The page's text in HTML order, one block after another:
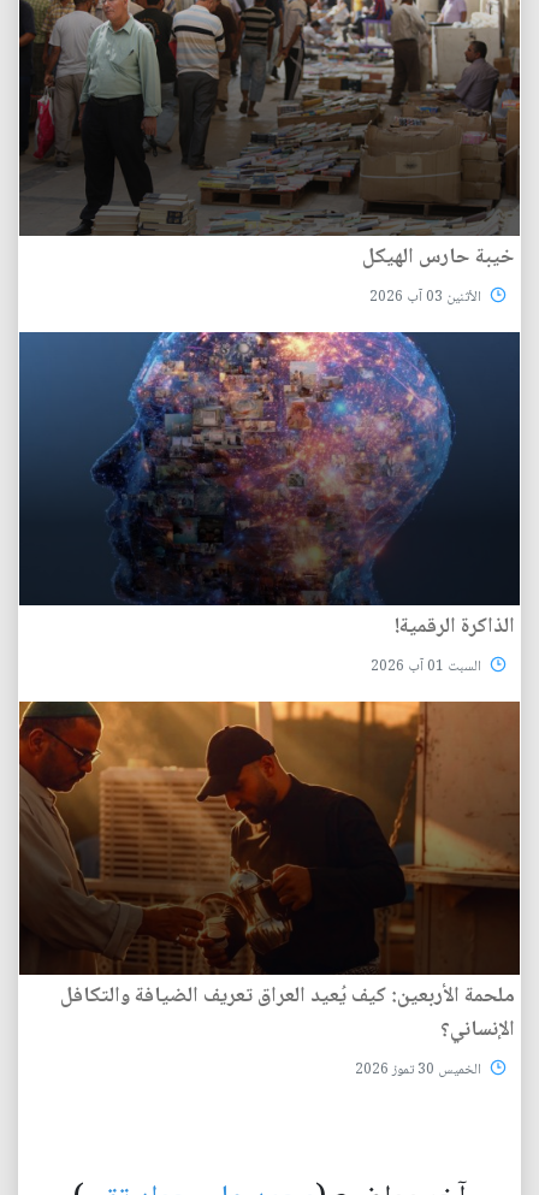
خيبة حارس الهيكل
الأثنين 03 آب 2026
الذاكرة الرقمية!
السبت 01 آب 2026
ملحمة الأربعين: كيف يُعيد العراق تعريف الضيافة والتكافل
الإنساني؟
الخميس 30 تموز 2026